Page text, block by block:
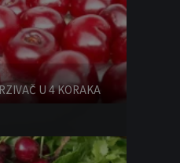
U 4 KORAKA